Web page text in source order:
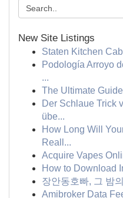
New Site Listings
Staten Kitchen
Podología Arroyo
...
The Ultimate
Der Schlaue Trick
übe...
How Long Will
Reall...
Acquire Vapes
How to Download
장안동호빠, 그 밤
Amibroker Data